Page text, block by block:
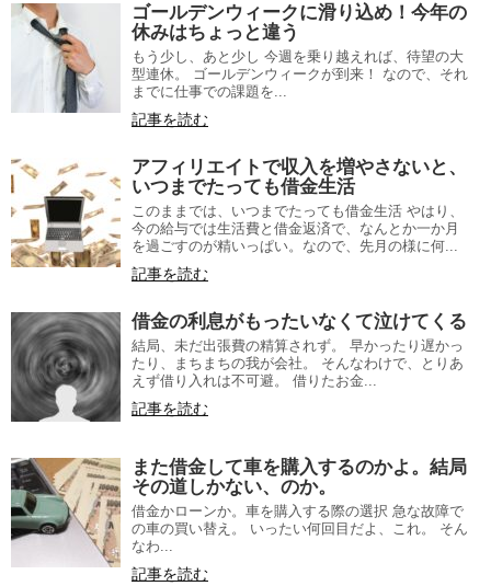
ゴールデンウィークに滑り込め！今年の
休みはちょっと違う
もう少し、あと少し 今週を乗り越えれば、待望の大
型連休。 ゴールデンウィークが到来！ なので、それ
までに仕事での課題を...
記事を読む
アフィリエイトで収入を増やさないと、
いつまでたっても借金生活
このままでは、いつまでたっても借金生活 やはり、
今の給与では生活費と借金返済で、なんとか一か月
を過ごすのが精いっぱい。なので、先月の様に何...
記事を読む
借金の利息がもったいなくて泣けてくる
結局、未だ出張費の精算されず。 早かったり遅かっ
たり、まちまちの我が会社。 そんなわけで、とりあ
えず借り入れは不可避。 借りたお金...
記事を読む
また借金して車を購入するのかよ。結局
その道しかない、のか。
借金かローンか。車を購入する際の選択 急な故障で
の車の買い替え。 いったい何回目だよ、これ。 そん
なわ...
記事を読む